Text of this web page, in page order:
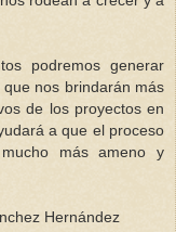
podremos generar
nos brindarán más
de los proyectos en
a que el proceso
más ameno y
Hernández